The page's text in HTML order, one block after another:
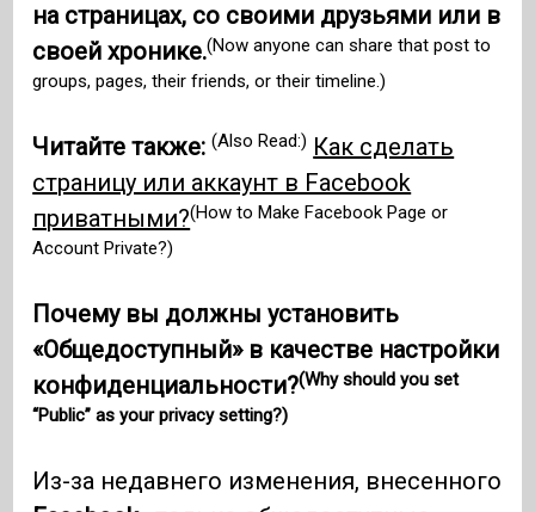
на страницах, со своими друзьями или в
своей хронике.(Now anyone can share that post to
groups, pages, their friends, or their timeline.)
Читайте также:(Also Read:) Как сделать
страницу или аккаунт в Facebook
приватными?(How to Make Facebook Page or
Account Private?)
Почему вы должны установить
«Общедоступный» в качестве настройки
конфиденциальности?(Why should you set
“Public” as your privacy setting?)
Из-за недавнего изменения, внесенного